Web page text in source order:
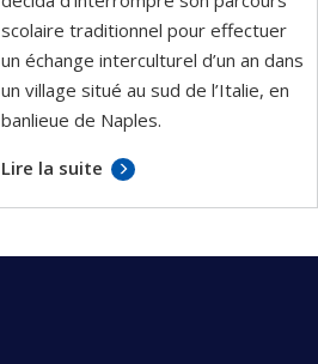
scolaire traditionnel pour effectuer
un échange interculturel d’un an dans
un village situé au sud de l’Italie, en
banlieue de Naples.
Lire la suite